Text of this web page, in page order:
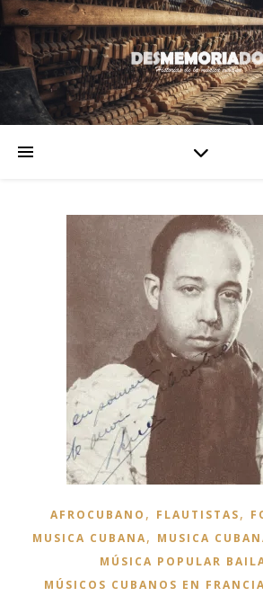
AFROCUBANO , FLAUTISTAS,
MUSICA CUBANA, MUSICA
MÚSICA POPULAR
MÚSICOS CUBANOS EN FRANCIA